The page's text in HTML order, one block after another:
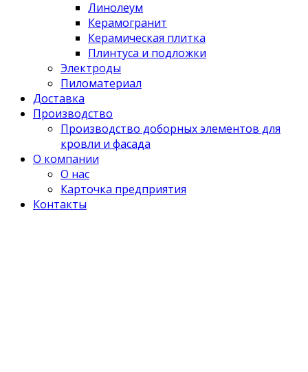
Линолеум
Керамогранит
Керамическая плитка
Плинтуса и подложки
Электроды
Пиломатериал
Доставка
Производство
Производство доборных элементов для
кровли и фасада
О компании
О нас
Карточка предприятия
Контакты